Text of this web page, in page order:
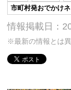
市町村発おでかけ
情報掲載日：
※最新の情報とは